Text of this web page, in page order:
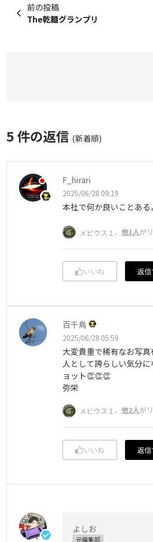
前の投稿
The乾麺グランプリ
5 件の返信 (新着順)
F_hirari
2025/06/28 09:19
本社で何か良いことあ
メビウス１ 、 他1人が
いいね 返信
百千鳥
2025/06/28 05:59
大変貴重で稀有なお写
人として誇らしい気分
ョット👏👏👏
弥栄
メビウス１ 、 他2人が
いいね 返信
よしお
元編集部